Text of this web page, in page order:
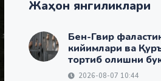
Жаҳон янгиликлари
Бен-Гвир
кийимлари ва
тортиб олишни
2026-08-07 10:44